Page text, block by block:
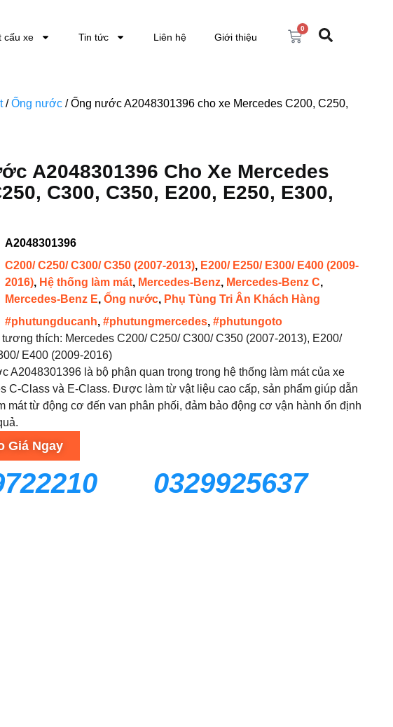
cấu xe Tin tức Liên hệ Giới thiệu
0
/Ống nước / Ống nước A2048301396 cho xe Mercedes C200, C250,
A2048301396 Cho Xe Mercedes
C300, C350, E200, E250, E300,
A2048301396
C200/ C250/ C300/ C350 (2007-2013), E200/ E250/ E300/ E400 (2009-
2016), Hệ thống làm mát, Mercedes-Benz, Mercedes-Benz C,
Mercedes-Benz E, Ống nước, Phụ Tùng Tri Ân Khách Hàng
#phutungducanh, #phutungmercedes, #phutungoto
tương thích: Mercedes C200/ C250/ C300/ C350 (2007-2013), E200/
E400 (2009-2016)
A2048301396 là bộ phận quan trọng trong hệ thống làm mát của xe
C-Class và E-Class. Được làm từ vật liệu cao cấp, sản phẩm giúp dẫn
mát từ động cơ đến van phân phối, đảm bảo động cơ vận hành ổn định
Giá Ngay
0329925637